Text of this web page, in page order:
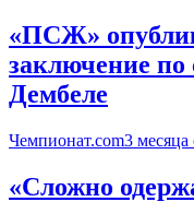
«ПСЖ»
заключение
Дембеле
Чемпионат.com3 месяца
«Сложно